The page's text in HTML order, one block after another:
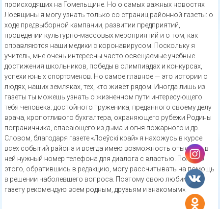
происходящих на Гомельщине. Но о самых важных новостях
Лоевщины я могу узнать только со страниц районной газеты: о
ходе предвыборной кампании, развитии предприятий,
проведении культурно-массовых мероприятий и о том, как
справляются наши медики с коронавирусом. Поскольку я
учитель, мне очень интересны часто освещаемые учебные
достижения школьников, победы в олимпиадах и конкурсах,
успехи юных спортсменов. Но самое главное — это истории о
людях, наших земляках, тех, кто живёт рядом. Иногда лишь из
газеты ты можешь узнать о жизненном пути интересующего
тебя человека: достойного труженика, преданного своему делу
врача, кропотливого бухгалтера, охраняющего рубежи Родины
пограничника, спасающего из дыма и огня пожарного и др.
Словом, благодаря газете «Лоеўскі край» я нахожусь в курсе
всех событий района и всегда имею возможность отыскать в
ней нужный номер телефона для диалога с властью. Помимо
этого, обратившись в редакцию, могу рассчитывать на помощь
в решении наболевшего вопроса. Поэтому свою любимую
газету рекомендую всем родным, друзьям и знакомым».